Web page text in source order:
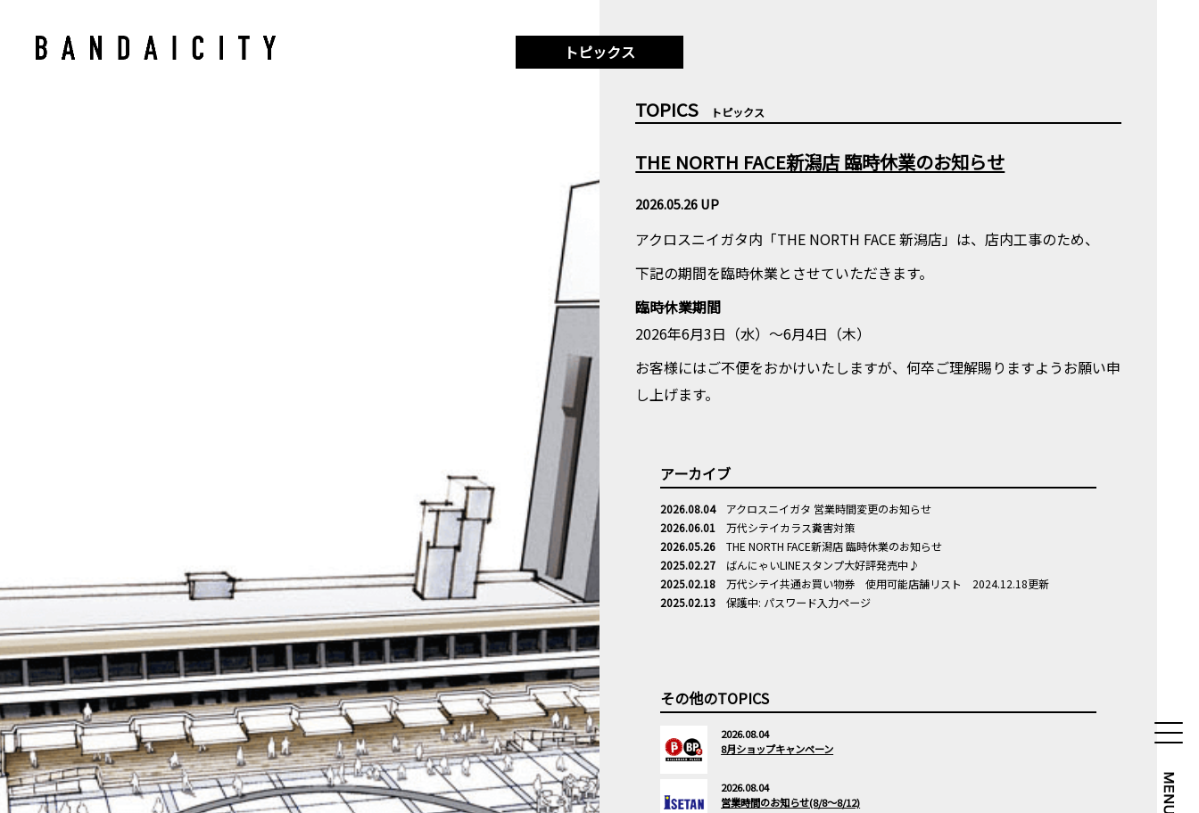
TOPICS トピックス
THE NORTH FACE新潟店 臨時休業のお知らせ
2026.05.26 UP
アクロスニイガタ内「THE NORTH FACE 新潟店」は、店内工事のため、
下記の期間を臨時休業とさせていただきます。
臨時休業期間
2026年6月3日（水）～6月4日（木）
お客様にはご不便をおかけいたしますが、何卒ご理解賜りますようお願い申
し上げます。
アーカイブ
2026.08.04
アクロスニイガタ 営業時間変更のお知らせ
2026.06.01
万代シテイカラス糞害対策
2026.05.26
THE NORTH FACE新潟店 臨時休業のお知らせ
2025.02.27
ばんにゃいLINEスタンプ大好評発売中♪
2025.02.18
万代シテイ共通お買い物券 使用可能店舗リスト 2024.12.18更新
2025.02.13
保護中: パスワード入力ページ
その他のTOPICS
2026.08.04
8月ショップキャンペーン
2026.08.04
営業時間のお知らせ(8/8～8/12)
トピックス